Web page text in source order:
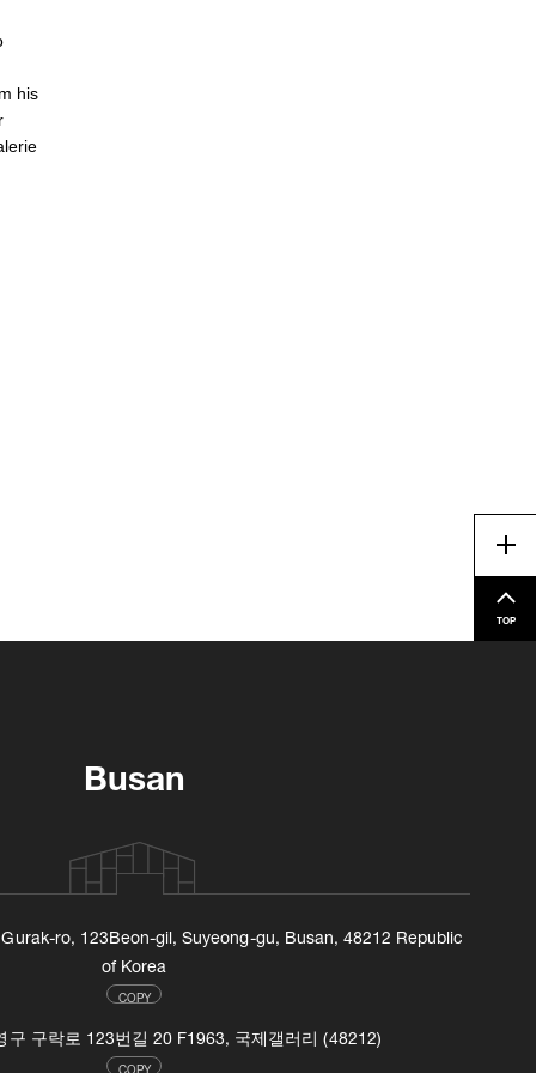
his
TOP
Busan
ro, 123Beon-gil, Suyeong-gu, Busan, 48212 Republic
of Korea
COPY
구 구락로 123번길 20 F1963, 국제갤러리 (48212)
COPY